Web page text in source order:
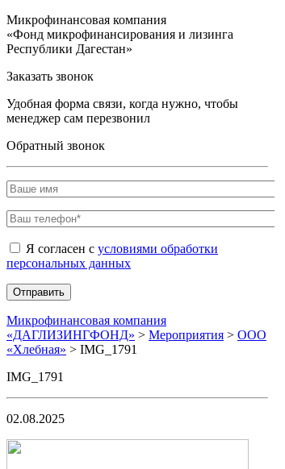
Микрофинансовая компания
«Фонд микрофинансирования и лизинга
Республики Дагестан»
Заказать звонок
Удобная форма связи, когда нужно, чтобы
менеджер сам перезвонил
Обратный звонок
Я согласен с условиями обработки
персональных данных
Микрофинансовая компания
«ДАГЛИЗИНГФОНД» > Мероприятия > ООО
«Хлебная» > IMG_1791
IMG_1791
02.08.2025